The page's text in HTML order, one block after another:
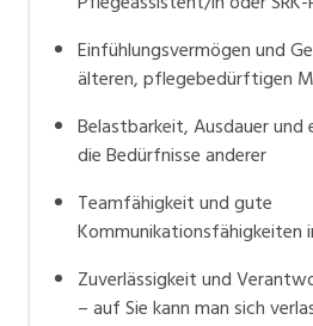
Einfühlungsvermögen und
älteren, pflegebedürftigen
Belastbarkeit, Ausdauer
die Bedürfnisse anderer
Teamfähigkeit und gute
Kommunikationsfähigkeiten
Zuverlässigkeit und
– auf Sie kann man sich